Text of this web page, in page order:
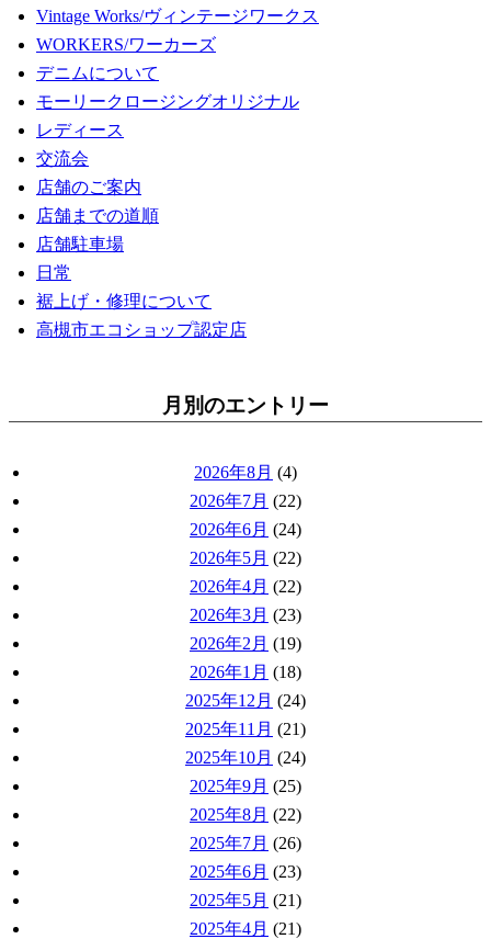
Vintage Works/ヴィンテージワークス
WORKERS/ワーカーズ
デニムについて
モーリークロージングオリジナル
レディース
交流会
店舗のご案内
店舗までの道順
店舗駐車場
日常
裾上げ・修理について
高槻市エコショップ認定店
月別のエントリー
2026年8月 (4)
2026年7月 (22)
2026年6月 (24)
2026年5月 (22)
2026年4月 (22)
2026年3月 (23)
2026年2月 (19)
2026年1月 (18)
2025年12月 (24)
2025年11月 (21)
2025年10月 (24)
2025年9月 (25)
2025年8月 (22)
2025年7月 (26)
2025年6月 (23)
2025年5月 (21)
2025年4月 (21)